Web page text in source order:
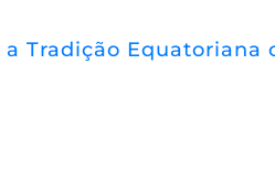
Tradição